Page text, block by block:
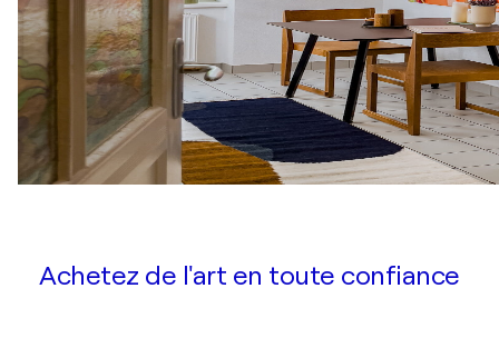
Achetez de l'art en toute confiance